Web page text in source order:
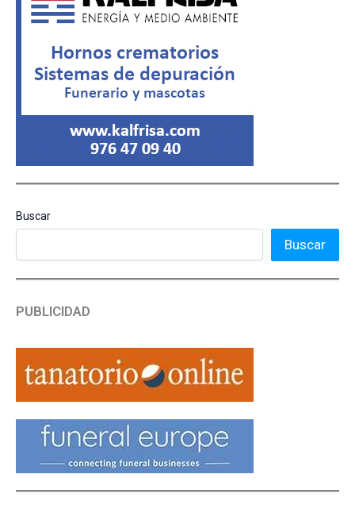
Buscar
Buscar
PUBLICIDAD